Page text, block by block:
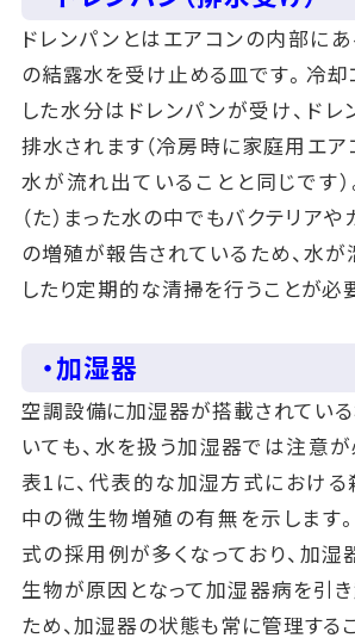
ドレンパンとはエアコンの内部に
の結露水を受け止める皿です。冷
した水分はドレンパンが受け、ド
排水されます（冷房時に家庭用エ
水が流れ出ていることと同じです
（た）まった水の中でもバクテリア
の増殖が報告されているため、水
したり定期的な清掃を行うことが必
・加湿器
空調設備に加湿器が搭載されてい
いても、水を扱う加湿器では注意が
表1に、代表的な加湿方式における
中の微生物増殖の有無を示します
式の採用例が多くなっており、加
生物が原因となって加湿器病を引
ため、加湿器の状態も常に管理する